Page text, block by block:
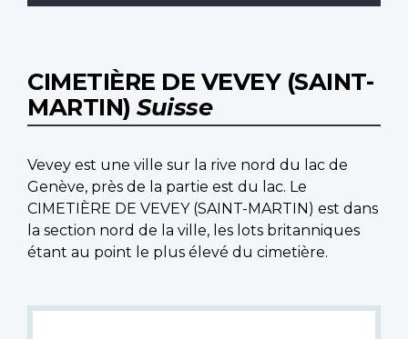
CIMETIÈRE DE VEVEY (SAINT-
MARTIN) Suisse
Vevey est une ville sur la rive nord du lac de
Genève, près de la partie est du lac. Le
CIMETIÈRE DE VEVEY (SAINT-MARTIN) est dans
la section nord de la ville, les lots britanniques
étant au point le plus élevé du cimetière.